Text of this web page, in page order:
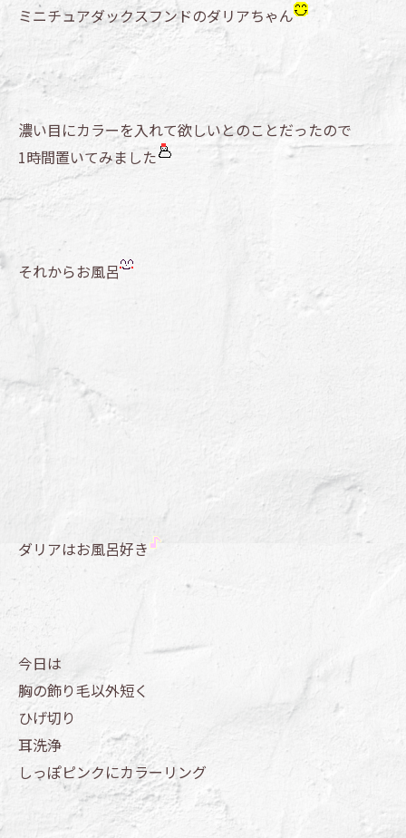
ミニチュアダックスフンドのダリアちゃん
濃い目にカラーを入れて欲しいとのことだったので
1時間置いてみました
それからお風呂
ダリアはお風呂好き
今日は
胸の飾り毛以外短く
ひげ切り
耳洗浄
しっぽピンクにカラーリング